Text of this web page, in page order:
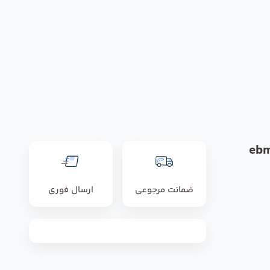
ضمانت مرجوعی ارسال فوری